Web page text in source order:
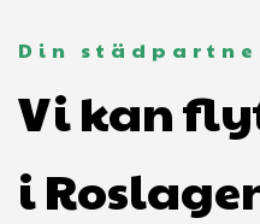
Din
Vi kan
i